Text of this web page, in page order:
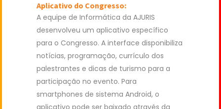
Aplicativo do Congresso:
A equipe de Informática da AJURIS
desenvolveu um aplicativo específico
para o Congresso. A interface disponibiliza
notícias, programação, currículo dos
palestrantes e dicas de turismo para a
participação no evento. Para
smartphones de sistema Android, o